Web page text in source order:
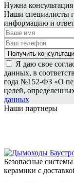
Нужна
Наши специалисты
информацию и
Я даю свое
данных, в
года №152-ФЗ «О
целей,
данных
Наши партнеры
Безопасные
керамики с